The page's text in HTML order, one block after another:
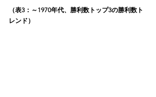
（表3：～1970年代、勝利数トップ3の勝利数ト
レンド）